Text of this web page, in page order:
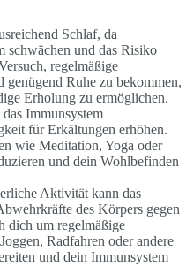
Schlaf, da
schwächen und das Risiko
regelmäßige
genügend Ruhe zu bekommen,
Erholung zu ermöglichen.
das Immunsystem
für Erkältungen erhöhen.
wie Meditation, Yoga oder
und dein Wohlbefinden
Aktivität kann das
des Körpers gegen
dich um regelmäßige
Radfahren oder andere
und dein Immunsystem